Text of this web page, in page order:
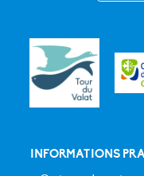
INFORMATIONS